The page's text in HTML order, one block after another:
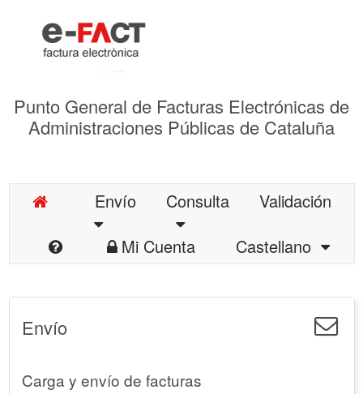
Punto General de Facturas Electrónicas de
Administraciones Públicas de Cataluña
Envío Consulta
Validación
Mi Cuenta
Castellano
Envío
Carga y envío de facturas